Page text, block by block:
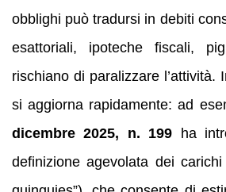
obblighi può tradursi in debiti
esattoriali, ipoteche fiscali,
rischiano di paralizzare l’attività.
si aggiorna rapidamente: ad
dicembre 2025, n. 199 ha
definizione agevolata dei